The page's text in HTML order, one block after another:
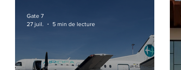
Gate 7
27 juil.
5 min de lecture